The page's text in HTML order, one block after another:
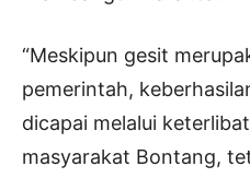
“Meskipun gesit
pemerintah,
dicapai melalui
masyarakat Bontang,